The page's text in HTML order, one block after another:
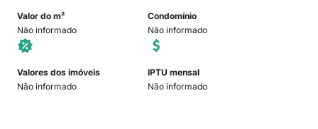
Valor do m²
Não informado
Condomínio
Não informado
Valores dos imóveis
Não informado
IPTU mensal
Não informado